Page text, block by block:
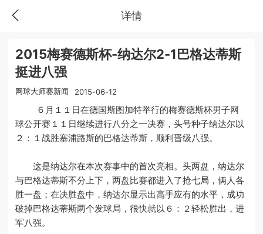
详情
2015梅赛德斯杯-纳达尔2-1巴格达蒂斯
挺进八强
网球大师赛新闻 2015-06-12
６月１１日在德国斯图加特举行的梅赛德斯杯男子网
球公开赛１１日继续进行八分之一决赛，头号种子纳达尔以
２：１战胜塞浦路斯的巴格达蒂斯，顺利晋级八强。
这是纳达尔在本次赛事中的首次亮相。头两盘，纳达尔
与巴格达蒂斯不分上下，两盘比赛都进入了抢七局，俩人各
胜一盘；在决胜盘中，纳达尔显示出高手应有的水平，成功
破掉巴格达蒂斯两个发球局，很快就以６：２轻松胜出，进
军八强。